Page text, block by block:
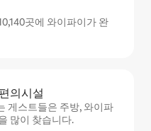
곳에 와이파이가 완
의시설
게스트들은 주방, 와이파
많이 찾습니다.